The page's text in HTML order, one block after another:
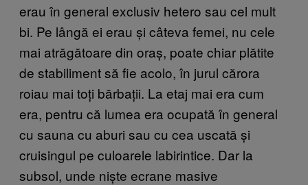
erau în general exclusiv hetero sau cel mult
bi. Pe lângă ei erau și câteva femei, nu cele
mai atrăgătoare din oraș, poate chiar plătite
de stabiliment să fie acolo, în jurul cărora
roiau mai toți bărbații. La etaj mai era cum
era, pentru că lumea era ocupată în general
cu sauna cu aburi sau cu cea uscată și
cruisingul pe culoarele labirintice. Dar la
subsol, unde niște ecrane masive